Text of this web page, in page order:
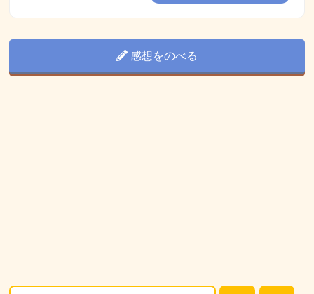
感想をのべる